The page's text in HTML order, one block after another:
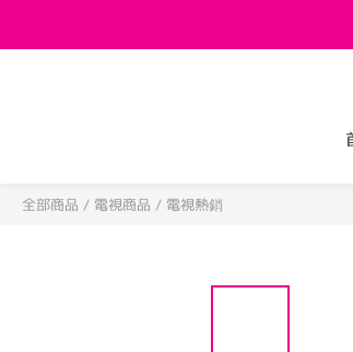
全部商品 / 電視商品 / 電視熱銷